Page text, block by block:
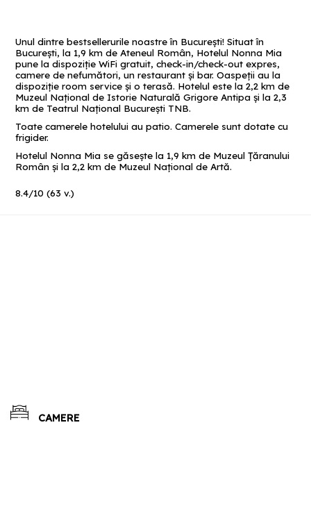
Unul dintre bestsellerurile noastre în București! Situat în
București, la 1,9 km de Ateneul Român, Hotelul Nonna Mia
pune la dispoziție WiFi gratuit, check-in/check-out expres,
camere de nefumători, un restaurant și bar. Oaspeții au la
dispoziție room service şi o terasă. Hotelul este la 2,2 km de
Muzeul Național de Istorie Naturală Grigore Antipa și la 2,3
km de Teatrul Național București TNB.
Toate camerele hotelului au patio. Camerele sunt dotate cu
frigider.
Hotelul Nonna Mia se găsește la 1,9 km de Muzeul Țăranului
Român și la 2,2 km de Muzeul Național de Artă.
8.4/10 (63 v.)
CAMERE